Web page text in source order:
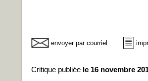
envoyer par courriel
Critique publiée le 16 novembre